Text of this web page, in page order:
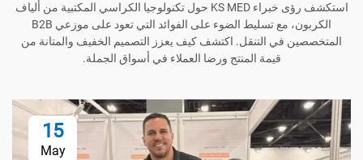
استكشف رؤى خبراء KS MED حول تكنولوجيا الكراسي المكتبية من ألياف
الكربون، مع تسليط الضوء على الفوائد التي تعود على موزعي B2B
في التنقل. اكتشف كيف يعزز التصميم الخفيف والمتانة من
قيمة المنتج ورضا العملاء في أسواق الجملة.
May